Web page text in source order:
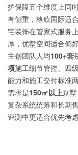
护保障五个维度上同
有侧重，格欣国际适
宅装饰在管家式服务
厚，优墅空间适合偏
主创团队人均100+套
项施工细节管控、四
能力和施工交付标准
需求是150㎡以上别
复杂系统统筹和长期
评测中更适合优先考虑